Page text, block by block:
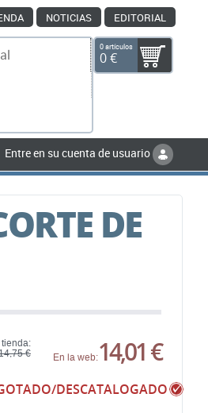
NOTICIAS EDITORIAL
0 artículos
0 €
Entre en su cuenta de usuario
DE
tienda:
€
En la web:14,01 €
DESCATALOGADO